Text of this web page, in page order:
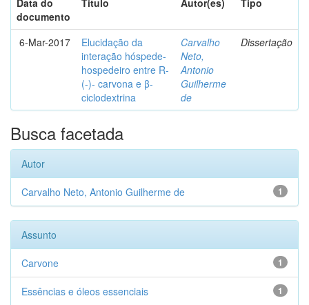
Data do
documento
Título Autor(es) Tipo
6-Mar-2017
Elucidação da
interação hóspede-
hospedeiro entre R-
(-)- carvona e β-
ciclodextrina
Carvalho
Neto,
Antonio
Guilherme
de
Dissertação
Busca facetada
Autor
1
Carvalho Neto, Antonio Guilherme de
Assunto
1
Carvone
1
Essências e óleos essenciais